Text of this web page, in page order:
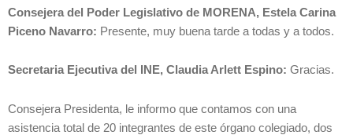
Consejera del Poder Legislativo de MORENA, Estela Carina
Piceno Navarro: Presente, muy buena tarde a todas y a todos.
Secretaria Ejecutiva del INE, Claudia Arlett Espino: Gracias.
Consejera Presidenta, le informo que contamos con una
asistencia total de 20 integrantes de este órgano colegiado, dos